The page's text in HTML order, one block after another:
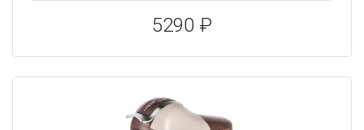
5290 ₽